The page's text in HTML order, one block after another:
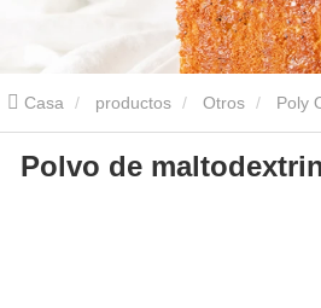
Casa productos Otros Poly
Octopus orgánico
Polvo de